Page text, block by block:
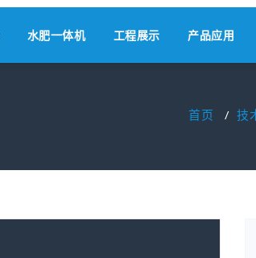
水肥一体机 工程展示 产品应用
首页 / 技